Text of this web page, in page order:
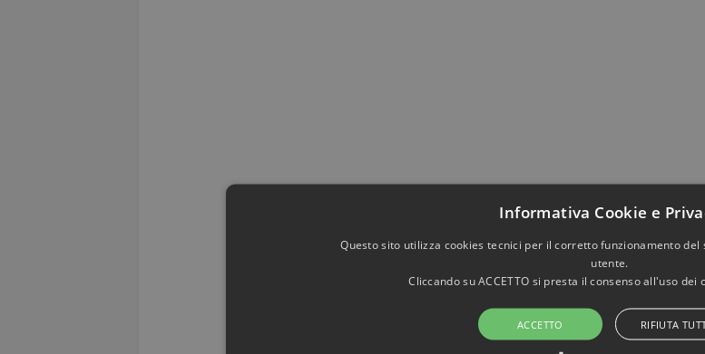
Informativa Cookie e
Questo sito utilizza cookies tecnici per il corretto funzionamento
utente.
Cliccando su ACCETTO si presta il consenso all'uso dei
ACCETTO RIFIUTA